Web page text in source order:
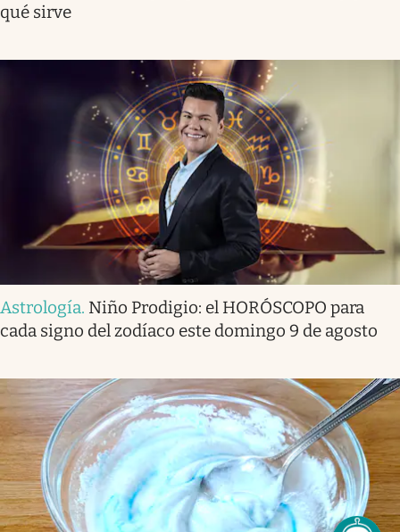
qué sirve
Astrología. Niño Prodigio: el HORÓSCOPO para
cada signo del zodíaco este domingo 9 de agosto